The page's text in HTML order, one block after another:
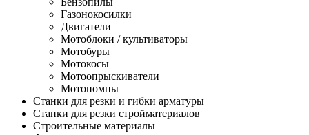
Газонокосилки
Двигатели
Мотоблоки / культиваторы
Мотобуры
Мотокосы
Мотоопрыскиватели
Мотопомпы
Станки для резки и гибки арматуры
Станки для резки стройматериалов
Строительные материалы